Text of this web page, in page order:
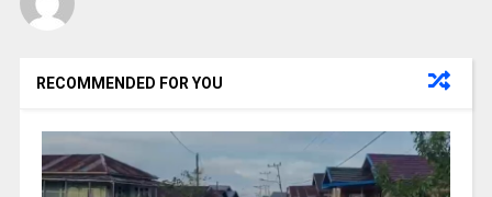
RECOMMENDED FOR YOU